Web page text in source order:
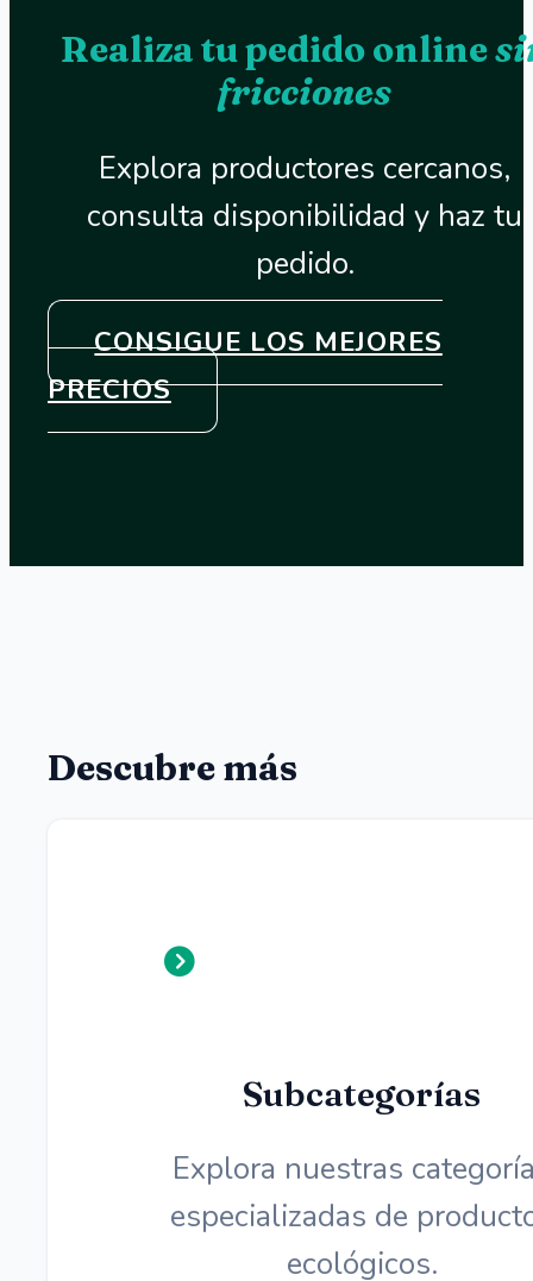
Realiza tu pedido online
fricciones
Explora productores cercanos,
consulta disponibilidad y haz tu
pedido.
CONSIGUE LOS MEJORES
PRECIOS
Descubre más
Subcategorías
Explora nuestras
especializadas de
ecológicos.